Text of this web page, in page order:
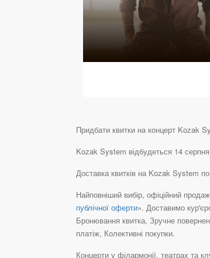
Придбати квитки на концерт Kozak
Kozak System відбудеться 14
Доставка квитків на Kozak System
Найповніший вибір, офіційний
публічної оферти». Доставимо
Бронювання квитка, Зручне
платіж, Колективні покупки.
Концерти у філармонії, театрах та